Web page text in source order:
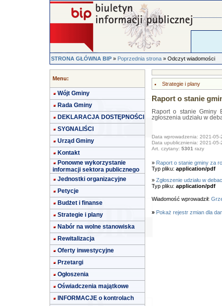
STRONA GŁÓWNA BIP»Poprzednia strona» Odczyt wiadomości
Menu:
Wójt Gminy
Rada Gminy
DEKLARACJA DOSTĘPNOŚCI
SYGNALIŚCI
Urząd Gminy
Kontakt
Ponowne wykorzystanie
informacji sektora publicznego
Jednostki organizacyjne
Petycje
Budżet i finanse
Strategie i plany
Nabór na wolne stanowiska
Rewitalizacja
Oferty inwestycyjne
Przetargi
Ogłoszenia
Oświadczenia majątkowe
INFORMACJE o kontrolach
Strategie i plany
Raport o stanie
Raport o stanie Gminy
zgłoszenia udziału w
Data wprowadzenia: 2021-05-
Data upublicznienia: 2021-05-
Art. czytany: 5301razy
» Raport o stanie gminy za
Typ pliku: application/pdf
» Zgłoszenie udziału w
Typ pliku: application/pdf
Wiadomość wprowadził:
» Pokaż rejestr zmian dla